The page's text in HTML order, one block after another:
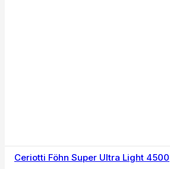
Ceriotti Föhn Super Ultra Light 4500